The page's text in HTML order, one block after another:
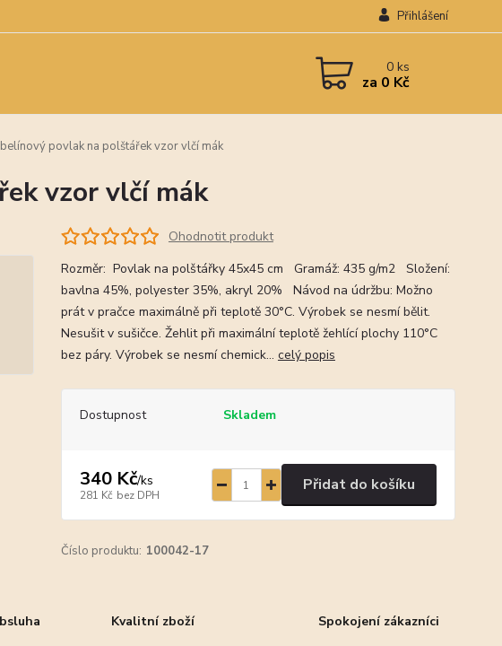
Přihlášení
0ks
za 0 Kč
povlak na polštářek vzor vlčí mák
vzor vlčí mák
Ohodnotit produkt
Rozměr: Povlak na polštářky 45x45 cm Gramáž: 435 g/m2 Složení:
bavlna 45%, polyester 35%, akryl 20% Návod na údržbu: Možno
prát v pračce maximálně při teplotě 30°C. Výrobek se nesmí bělit.
Nesušit v sušičce. Žehlit při maximální teplotě žehlící plochy 110°C
bez páry. Výrobek se nesmí chemick... celý popis
Dostupnost Skladem
340 Kč/ks
281 Kč bez DPH
Přidat do košíku
Číslo produktu: 100042-17
Kvalitní zboží Spokojení zákazníci